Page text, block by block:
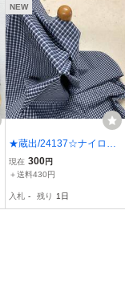
NEW
★蔵出/24137☆ナイロン
先染めチェック★
現在 300円
＋送料430円
入札 - 残り 1日